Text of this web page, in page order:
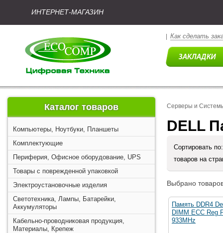
ИНТЕРНЕТ-МАГАЗИН
Как сделать
Каталог товаров
Компьютеры, Ноутбуки, Планшеты
Комплектующие
Периферия, Офисное оборудование, UPS
Товары с поврежденной упаковкой
Электроустановочные изделия
Светотехника, Лампы, Батарейки,
Аккумуляторы
Кабельно-проводниковая продукция,
Материалы, Крепеж
Серверы и
DELL
Сортировать
товаров на
Выбрано
Память DDR4
DIMM ECC Reg
933MHz